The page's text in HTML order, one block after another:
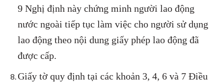
9 Nghị định này chứng minh người lao động
nước ngoài tiếp tục làm việc cho người sử dụng
lao động theo nội dung giấy phép lao động đã
được cấp.
Giấy tờ quy định tại các khoản 3, 4, 6 và 7 Điều